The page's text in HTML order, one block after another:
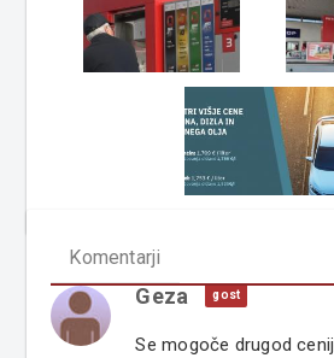
Komentarji
Geza gost
Se mogoče drugod